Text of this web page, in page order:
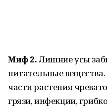
Миф 2.Лишние усы
питательные
части растения
грязи, инфекции,